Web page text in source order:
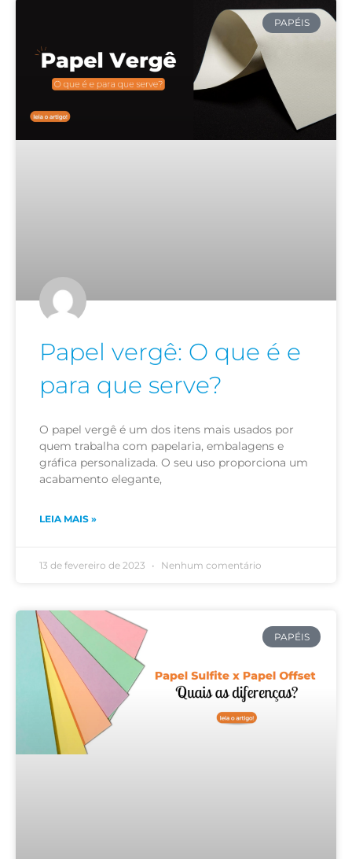
PAPÉIS
Papel vergê: O que é e
para que serve?
O papel vergê é um dos itens mais usados por
quem trabalha com papelaria, embalagens e
gráfica personalizada. O seu uso proporciona um
acabamento elegante,
LEIA MAIS »
13 de fevereiro de 2023 Nenhum comentário
PAPÉIS